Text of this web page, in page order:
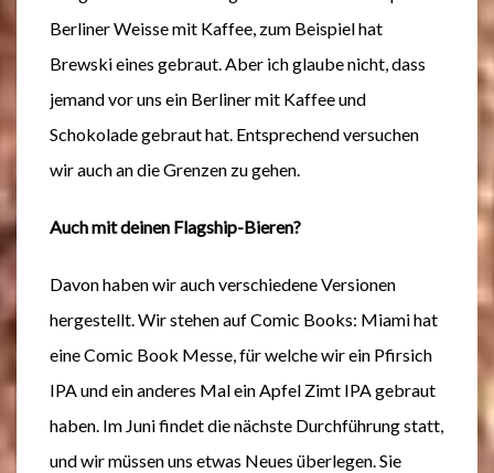
Berliner Weisse mit Kaffee, zum Beispiel hat
Brewski eines gebraut. Aber ich glaube nicht, dass
jemand vor uns ein Berliner mit Kaffee und
Schokolade gebraut hat. Entsprechend versuchen
wir auch an die Grenzen zu gehen.
Auch mit deinen Flagship-Bieren?
Davon haben wir auch verschiedene Versionen
hergestellt. Wir stehen auf Comic Books: Miami hat
eine Comic Book Messe, für welche wir ein Pfirsich
IPA und ein anderes Mal ein Apfel Zimt IPA gebraut
haben. Im Juni findet die nächste Durchführung statt,
und wir müssen uns etwas Neues überlegen. Sie